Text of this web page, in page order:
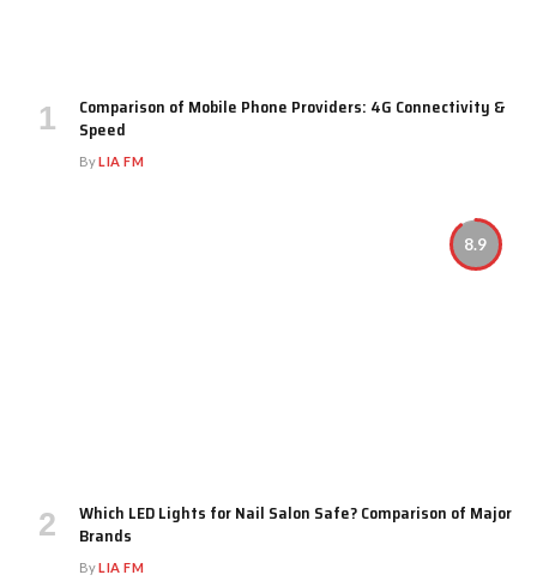
Comparison of Mobile Phone Providers: 4G Connectivity &
Speed
ByLIA FM
8.9
Which LED Lights for Nail Salon Safe? Comparison of Major
Brands
ByLIA FM